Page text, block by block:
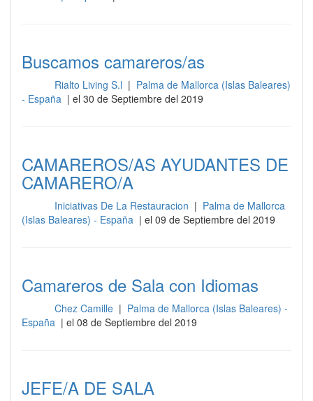
Buscamos camareros/as
Rialto Living S.l | Palma de Mallorca (Islas Baleares)
- España | el 30 de Septiembre del 2019
CAMAREROS/AS AYUDANTES DE
CAMARERO/A
Iniciativas De La Restauracion | Palma de Mallorca
(Islas Baleares) - España | el 09 de Septiembre del 2019
Camareros de Sala con Idiomas
Chez Camille | Palma de Mallorca (Islas Baleares) -
España | el 08 de Septiembre del 2019
JEFE/A DE SALA